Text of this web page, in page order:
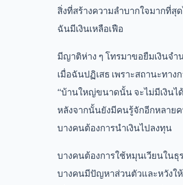
สิ่งที่สร้างความลำบากใจมากที่
ฉันมีเงินเหลือเฟือ
มีญาติห่าง ๆ โทรมาขอยืมเงินจ
เมื่อฉันปฏิเสธ เพราะสถานะทาง
“บ้านใหญ่ขนาดนั้น จะไม่มีเงินได้
หลังจากนั้นยังมีคนรู้จักอีกหลาย
บางคนต้องการนำเงินไปลงทุน
บางคนต้องการใช้หมุนเวียนในธุ
บางคนมีปัญหาส่วนตัวและหวังใ